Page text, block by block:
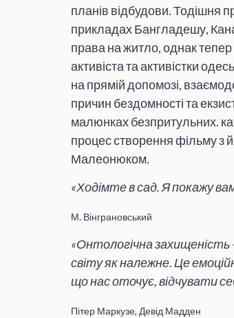
планів відбудови. Тодішня
прикладах Бангладешу,
права на житло, однак тепер
активіста та активістки
на прямій допомозі,
причин бездомності та
малюнках безпритульних.
процес створення фільму з
Малеонюком.
«Ходімте в сад. Я покажу
М. Вінграновський
«Онтологічна
світу як належне. Це
що нас оточує, відчувати
Пітер Маркузе, Девід Мадден